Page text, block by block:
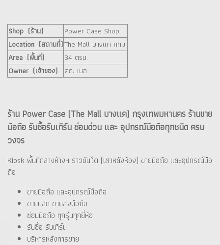
Shop (ร้าน)
Power Case Shop
Location (สถานที่)The Mall บางแค กทม.
Area (พื้นที่)
34 ตรม.
Owner (เจ้าของ)
คุณ เบล
ร้าน Power Case (The Mall บางแค) กรุงเทพมหานคร ร้านขาย
มือถือ รับซื้อรับเทิร์น ซ่อมด่วน และ อุปกรณ์มือถือทุกชนิด ครบ
วงจร
Kiosk พื้นที่กลางห้างฯ ราวบันได (เสาหลังห้อง) ขายมือถือ และอุปกรณ์มือ
ถือ
ขายมือถือ และอุปกรณ์มือถือ
ขายปลีก ขายส่งมือถือ
ซ่อมมือถือ ทุกรุ่นทุกยี่ห้อ
รับซื้อ รับเทิร์น
บริหารหลังการขาย